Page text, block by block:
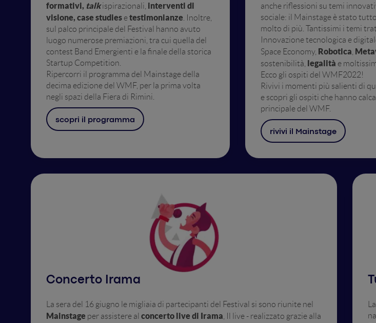
formativi, talkispirazionali, interventi di
visione, case studiesetestimonianze . Inoltre,
sul palco principale del Festival hanno avuto
luogo numerose premiazioni, tra cui quella del
contest Band Emergienti e la finale della storica
Startup Competition.
Ripercorri il programma del Mainstage della
decima edizione del WMF, per la prima volta
negli spazi della Fiera di Rimini.
scopri il programma
anche riflessioni su temi
sociale: il Mainstage è stato
molto di più. Tantissimi i temi
Innovazione tecnologica e
Space Economy, Robotica
sostenibilità,
legalità e
Ecco gli ospiti del WMF2022!
Rivivi i momenti più salienti di
e scopri gli ospiti che hanno
principale del WMF.
rivivi il Mainstage
Concerto Irama
La sera del 16 giugno le migliaia di partecipanti del Festival si sono riunite nel
Mainstage per assistere al concerto live di Irama , Il live - realizzato grazie alla